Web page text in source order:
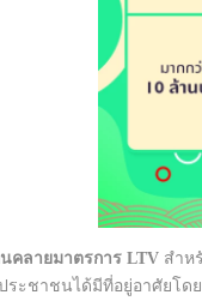
คลายมาตรการ LTV สำห
ะชาชนได้มีที่อยู่อาศัยโด